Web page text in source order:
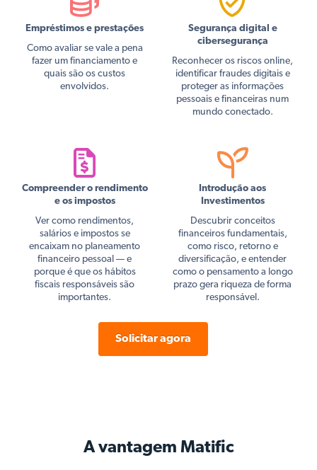
Empréstimos e prestações
Como avaliar se vale a pena
fazer um financiamento e
quais são os custos
envolvidos.
Segurança digital e
cibersegurança
Reconhecer os riscos online,
identificar fraudes digitais e
proteger as informações
pessoais e financeiras num
mundo conectado.
Compreender o rendimento
e os impostos
Ver como rendimentos,
salários e impostos se
encaixam no planeamento
financeiro pessoal — e
porque é que os hábitos
fiscais responsáveis são
importantes.
Introdução aos
Investimentos
Descubrir conceitos
financeiros fundamentais,
como risco, retorno e
diversificação, e entender
como o pensamento a longo
prazo gera riqueza de forma
responsável.
Solicitar agora
A vantagem Matific